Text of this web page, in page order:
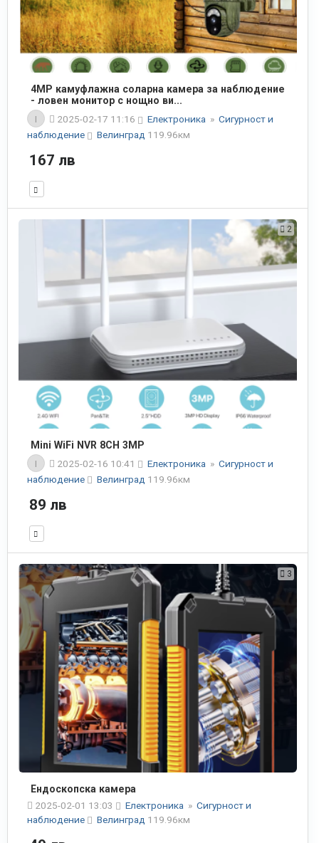
4MP камуфлажна соларна камера за наблюдение
- ловен монитор с нощно ви...
I
2025-02-17 11:16 Електроника » Сигурност и
наблюдение
Велинград 119.96км
167 лв
2
Mini WiFi NVR 8CH 3MP
I
2025-02-16 10:41 Електроника » Сигурност и
наблюдение
Велинград 119.96км
89 лв
3
Ендоскопска камера
2025-02-01 13:03
Електроника » Сигурност и
наблюдение
Велинград 119.96км